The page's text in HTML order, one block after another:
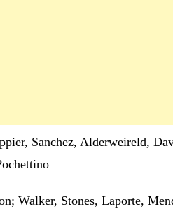
Sanchez, Alderweireld,
Walker, Stones, Laporte,